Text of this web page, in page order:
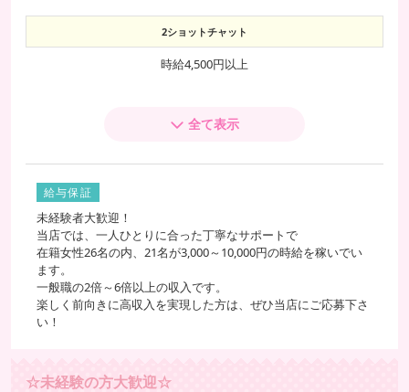
2ショットチャット
時給4,500円以上
時給7,200円以上
パーティーチャット
5人とパーティーチャットした場合
1800円×10人＝時給18000円
全て表示
給与保証
未経験者大歓迎！
当店では、一人ひとりに合った丁寧なサポートで
在籍女性26名の内、21名が3,000～10,000円の時給を稼いでい
ます。
一般職の2倍～6倍以上の収入です。
楽しく前向きに高収入を実現した方は、ぜひ当店にご応募下さ
い！
☆未経験の方大歓迎☆